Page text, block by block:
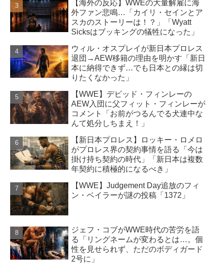
【海外の反応】WWEの大量解雇に海
外ファン悲鳴…「カイリ・セインとア
スカのストーリーは！？」「Wyatt
Sicksはブッキングの犠牲になった」
ウィル・オスプレイが新日本プロレス
退団→AEW移籍の理由を明かす「新日
本に納得できず…でも日本との縁は切
りたくなかった」
【WWE】デビッド・フィンレーの
AEW入団に父フィット・フィンレーが
コメント「お前がつるんでる犬連中な
んて処分しちまえ！」
【新日本プロレス】ロッキー・ロメロ
がプロレス界の契約事情を語る「今は
掛け持ち契約の時代」「新日本は複数
年契約に積極的になるべき」
【WWE】Judgement Day追放のフィ
ン・ベイラーが謎の投稿「1372」
ジェフ・コブがWWE時代の苦労を語
る「リングネームが変わるとは…。個
性を見せられず、ただのボディガード
2号に」